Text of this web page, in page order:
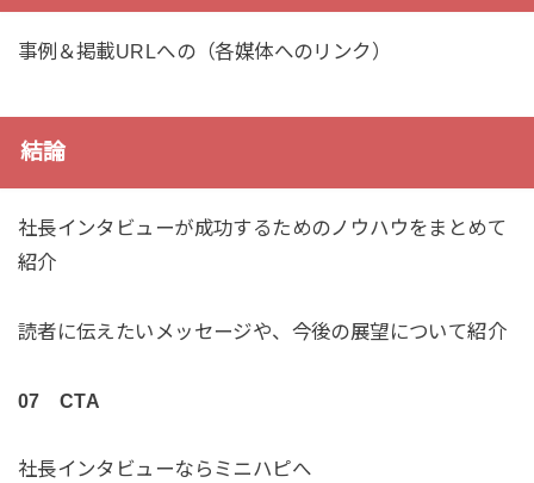
事例＆掲載URLへの（各媒体へのリンク）
結論
社長インタビューが成功するためのノウハウをまとめて
紹介
読者に伝えたいメッセージや、今後の展望について紹介
07 CTA
社長インタビューならミニハピへ